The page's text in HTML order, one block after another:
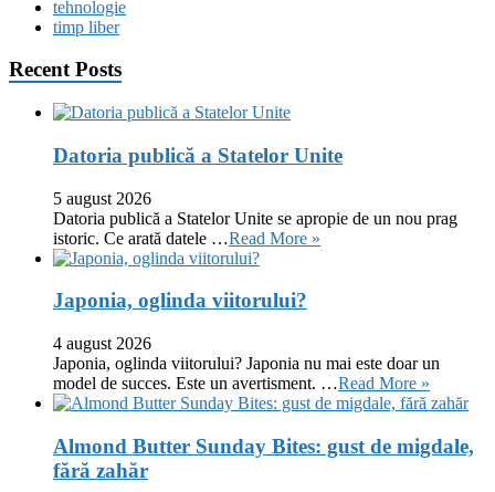
tehnologie
timp liber
Recent Posts
Datoria publică a Statelor Unite
5 august 2026
Datoria publică a Statelor Unite se apropie de un nou prag
istoric. Ce arată datele …Read More »
Japonia, oglinda viitorului?
4 august 2026
Japonia, oglinda viitorului? Japonia nu mai este doar un
model de succes. Este un avertisment. …Read More »
Almond Butter Sunday Bites: gust de migdale,
fără zahăr